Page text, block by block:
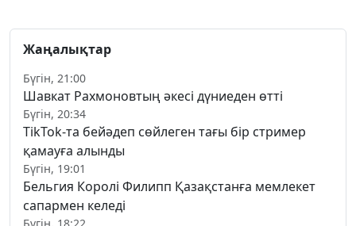
Жаңалықтар
Бүгін, 21:00
Шавкат Рахмоновтың әкесі дүниеден өтті
Бүгін, 20:34
TikTok-та бейәдеп сөйлеген тағы бір стример
қамауға алынды
Бүгін, 19:01
Бельгия Королі Филипп Қазақстанға мемлекет
сапармен келеді